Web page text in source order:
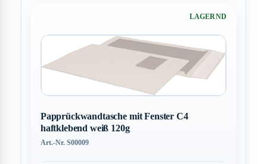
LAGERND
Papprückwandtasche mit Fenster C4
haftklebend weiß 120g
Art.-Nr. S00009